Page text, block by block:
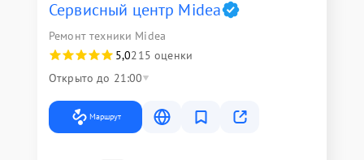
Сервисный центр Midea
Ремонт техники Midea
5,0215 оценки
Открыто до 21:00
Маршрут